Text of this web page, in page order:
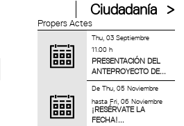
Ciudadanía
Propers Actes
Thu, 03 Septiembre
11.00 h
PRESENTACIÓN DEL
ANTEPROYECTO DE...
DeThu, 05 Noviembre
hastaFri, 06 Noviembre
¡RESÉRVATE LA
FECHA!...